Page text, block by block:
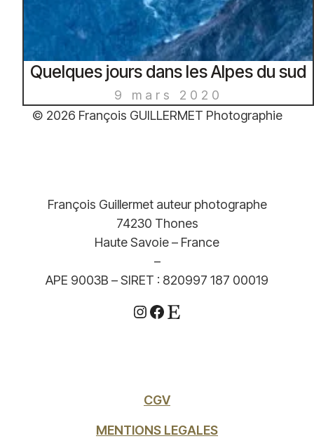
Quelques jours dans les Alpes du sud
9 mars 2020
© 2026 François GUILLERMET Photographie
François Guillermet auteur photographe
74230 Thones
Haute Savoie – France
–
APE 9003B – SIRET : 820997 187 00019
Instagram
Facebook
Etsy
CGV
MENTIONS LEGALES